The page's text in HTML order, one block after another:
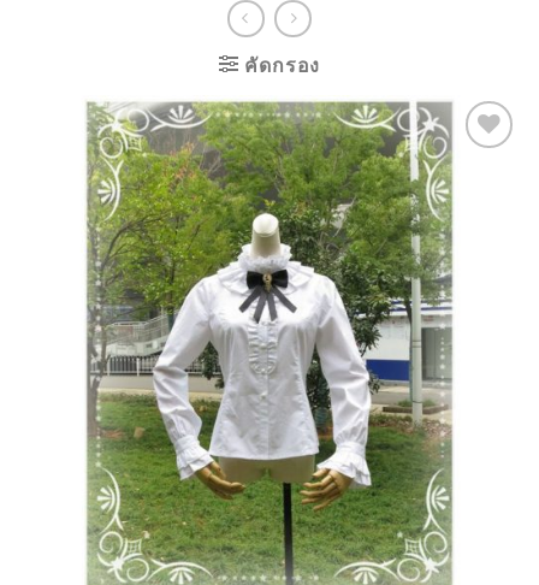
คัดกรอง
ADD TO
WISHLIST